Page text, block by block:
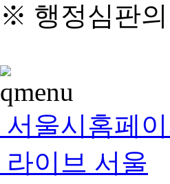
※ 행정심판
서울시홈페
라이브 서울